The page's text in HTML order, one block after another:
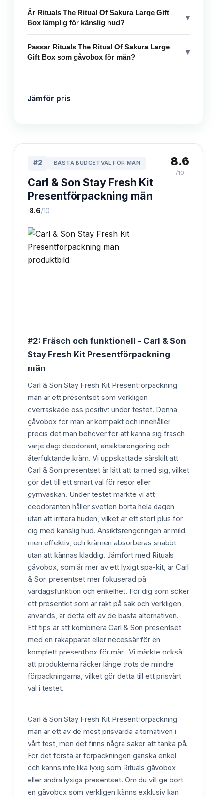
Är Rituals The Ritual Of Sakura Large Gift
Box lämplig för känslig hud?
▾
Passar Rituals The Ritual Of Sakura Large
Gift Box som gåvobox för män?
▾
Jämför pris
#2 BÄSTA BUDGETVAL FÖR MÄN
Carl & Son Stay Fresh Kit
Presentförpackning män
·8.6/10
8.6
/10
#2: Fräsch och funktionell – Carl & Son
Stay Fresh Kit Presentförpackning
män
Carl & Son Stay Fresh Kit Presentförpackning
män är ett presentset som verkligen
överraskade oss positivt under testet. Denna
gåvobox för män är kompakt och innehåller
precis det man behöver för att känna sig fräsch
varje dag: deodorant, ansiktsrengöring och
återfuktande kräm. Vi uppskattade särskilt att
Carl & Son presentset är lätt att ta med sig, vilket
gör det till ett smart val för resor eller
gymväskan. Under testet märkte vi att
deodoranten håller svetten borta hela dagen
utan att irritera huden, vilket är ett stort plus för
dig med känslig hud. Ansiktsrengöringen är mild
men effektiv, och krämen absorberas snabbt
utan att kännas kladdig. Jämfört med Rituals
gåvobox, som är mer av ett lyxigt spa-kit, är Carl
& Son presentset mer fokuserad på
vardagsfunktion och enkelhet. För dig som söker
ett presentkit som är rakt på sak och verkligen
används, är detta ett av de bästa alternativen.
Ett tips är att kombinera Carl & Son presentset
med en rakapparat eller necessär för en
komplett presentbox för män. Vi märkte också
att produkterna räcker länge trots de mindre
förpackningarna, vilket gör detta till ett prisvärt
val i testet.
Carl & Son Stay Fresh Kit Presentförpackning
män är ett av de mest prisvärda alternativen i
vårt test, men det finns några saker att tänka på.
För det första är förpackningen ganska enkel
och känns inte lika lyxig som Rituals gåvobox
eller andra lyxiga presentset. Om du vill ge bort
en gåvobox som verkligen känns exklusiv kan